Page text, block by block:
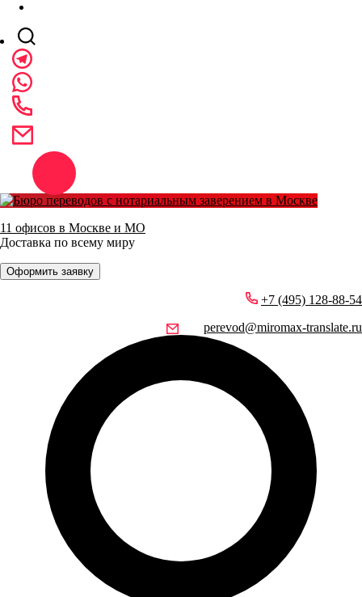
11 офисов в Москве и МО
Доставка по всему миру
Оформить заявку
+7 (495) 128-88-54
perevod@miromax-translate.ru